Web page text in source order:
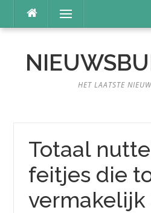
inhoud
Menu
HET LAATSTE
Totaal
feitjes die
vermakelijk